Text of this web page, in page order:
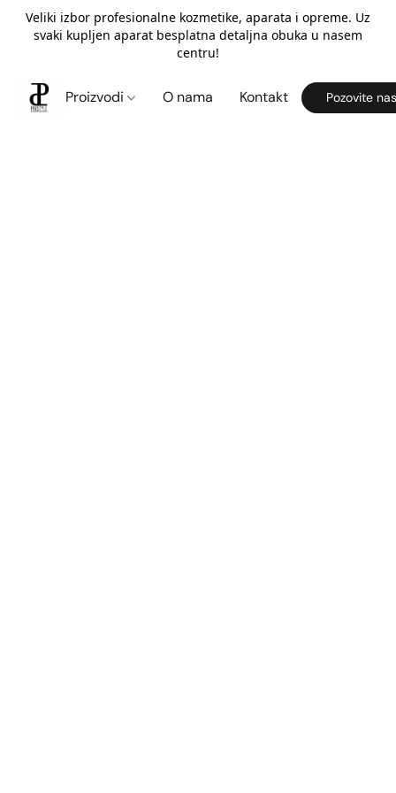
Veliki izbor profesionalne kozmetike, aparata i opreme. Uz
svaki kupljen aparat besplatna detaljna obuka u nasem
centru!
Proizvodi O nama Kontakt Pozovite